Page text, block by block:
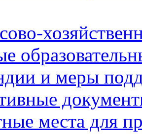
и меры
места для